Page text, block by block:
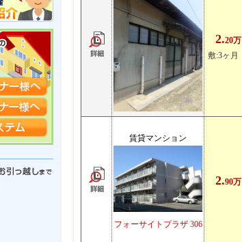
2.20万
敷:3ヶ月
賃貸マンション
フォーサイトプラザ 306
2.90万